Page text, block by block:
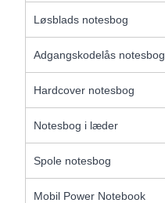
Løsblads notesbog
Adgangskodelås notesbog
Hardcover notesbog
Notesbog i læder
Spole notesbog
Mobil Power Notebook